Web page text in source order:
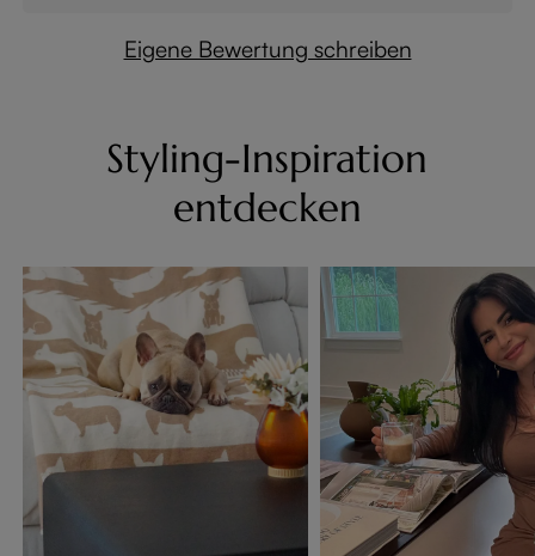
Eigene Bewertung schreiben
Styling-Inspiration
entdecken